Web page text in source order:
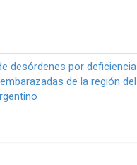
desórdenes por deficiencia
de la región del